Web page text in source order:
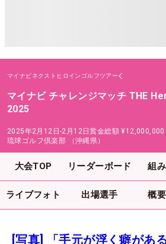
マイナビネクストヒロインゴルフツアー
マイナビ チャレンジマッチ THE
2025
2025年2月12日-2月12日賞金総額 ¥12,000,000
琉球ゴルフ倶楽部 （沖縄県）
大会TOP リーダーボード 組
ライブフォト 出場選手 概
[写真] 「手元が浮く癖があ